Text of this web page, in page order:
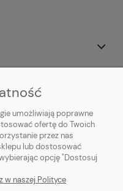
umożliwiają poprawne
ofertę do Twoich
przez nas
lub dostosować
opcję "Dostosuj
w naszej Polityce